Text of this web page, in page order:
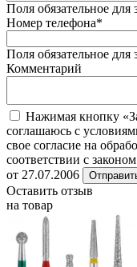
Поля обязательное для
Номер телефона*
Поля обязательное для
Комментарий
Нажимая кнопку
соглашаюсь с
свое согласие на
соответствии с
от 27.07.2006
Оставить отзыв
на товар